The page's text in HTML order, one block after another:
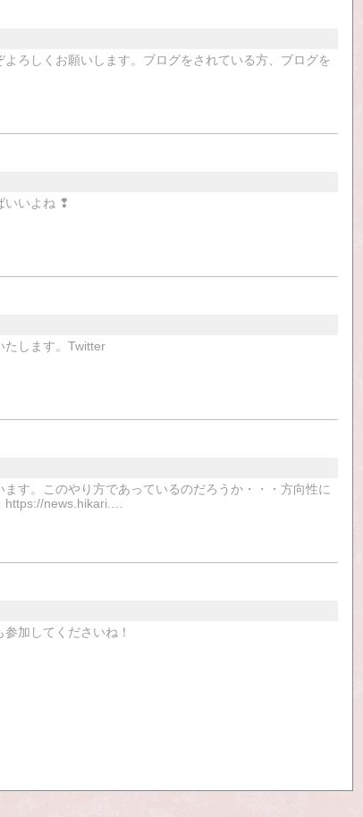
ろしくお願いします。ブログをされている方、ブログを
いいよね ❢
いいたします。Twitter
す。このやり方であっているのだろうか・・・方向性に
https://news.hikari.…
加してくださいね！